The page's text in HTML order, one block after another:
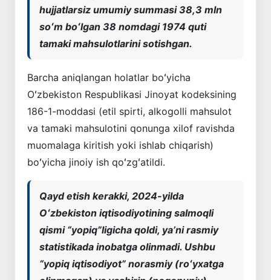
hujjatlarsiz umumiy summasi 38,3 mln
soʻm boʻlgan 38 nomdagi 1974 quti
tamaki mahsulotlarini sotishgan.
Barcha aniqlangan holatlar boʻyicha
Oʻzbekiston Respublikasi Jinoyat kodeksining
186-1-moddasi (etil spirti, alkogolli mahsulot
va tamaki mahsulotini qonunga xilof ravishda
muomalaga kiritish yoki ishlab chiqarish)
boʻyicha jinoiy ish qoʻzgʻatildi.
Qayd etish kerakki, 2024-yilda
Oʻzbekiston iqtisodiyotining salmoqli
qismi “yopiq”ligicha qoldi, yaʼni rasmiy
statistikada inobatga olinmadi. Ushbu
“yopiq iqtisodiyot” norasmiy (roʻyxatga